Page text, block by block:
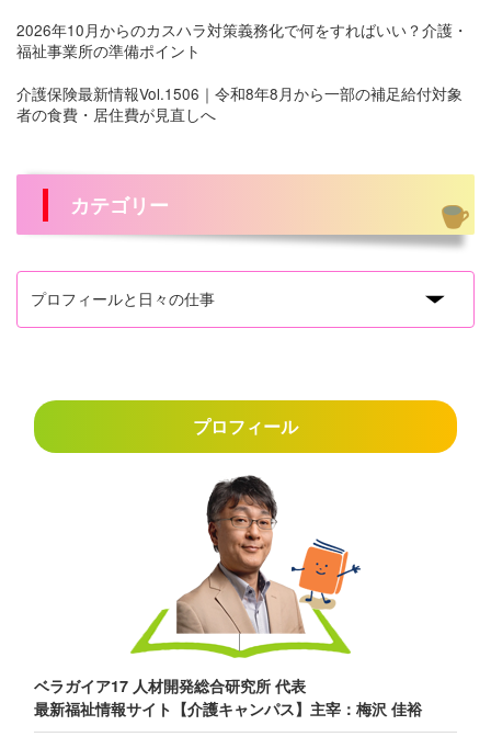
2026年10月からのカスハラ対策義務化で何をすればいい？介護・
福祉事業所の準備ポイント
介護保険最新情報Vol.1506｜令和8年8月から一部の補足給付対象
者の食費・居住費が見直しへ
カテゴリー
プロフィール
ベラガイア17 人材開発総合研究所 代表
最新福祉情報サイト【介護キャンパス】主宰：梅沢 佳裕